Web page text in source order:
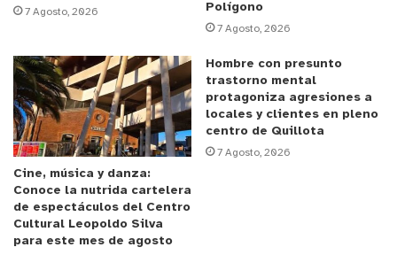
crecimiento, al desarrollo de la Región. La
situación actual de Valparaíso nos duele como
institución. En consecuencia, consideramos que
podemos poner a disposición de la ciudad nuestras
mejores capacidades para desarrollar proyectos
urbanos que transformen las condiciones de vida
de los ciudadanos. La conversación con la
delegación del Serviu y su director regional se
centró en diseñar nuevos proyectos de valor para
las personas”.
7 Agosto, 2026
Polígono
7 Agosto, 2026
Cine, música y danza:
Conoce la nutrida cartelera
de espectáculos del Centro
Cultural Leopoldo Silva
para este mes de agosto
Hombre con presunto
trastorno mental
protagoniza agresiones a
locales y clientes en pleno
centro de Quillota
7 Agosto, 2026